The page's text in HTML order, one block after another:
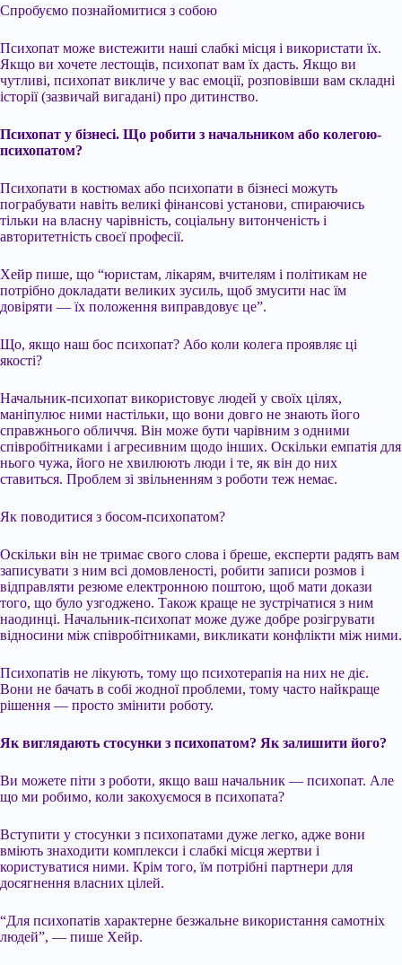
Спробуємо познайомитися з собою
Психопат може вистежити наші слабкі місця і використати їх.
Якщо ви хочете лестощів, психопат вам їх дасть. Якщо ви
чутливі, психопат викличе у вас емоції, розповівши вам складні
історії (зазвичай вигадані) про дитинство.
Психопат у бізнесі. Що робити з начальником або колегою-
психопатом?
Психопати в костюмах або психопати в бізнесі можуть
пограбувати навіть великі фінансові установи, спираючись
тільки на власну чарівність, соціальну витонченість і
авторитетність своєї професії.
Хейр пише, що “юристам, лікарям, вчителям і політикам не
потрібно докладати великих зусиль, щоб змусити нас їм
довіряти — їх положення виправдовує це”.
Що, якщо наш бос психопат? Або коли колега проявляє ці
якості?
Начальник-психопат використовує людей у своїх цілях,
маніпулює ними настільки, що вони довго не знають його
справжнього обличчя. Він може бути чарівним з одними
співробітниками і агресивним щодо інших. Оскільки емпатія для
нього чужа, його не хвилюють люди і те, як він до них
ставиться. Проблем зі звільненням з роботи теж немає.
Як поводитися з босом-психопатом?
Оскільки він не тримає свого слова і бреше, експерти радять вам
записувати з ним всі домовленості, робити записи розмов і
відправляти резюме електронною поштою, щоб мати докази
того, що було узгоджено. Також краще не зустрічатися з ним
наодинці. Начальник-психопат може дуже добре розігрувати
відносини між співробітниками, викликати конфлікти між ними.
Психопатів не лікують, тому що психотерапія на них не діє.
Вони не бачать в собі жодної проблеми, тому часто найкраще
рішення — просто змінити роботу.
Як виглядають стосунки з психопатом? Як залишити його?
Ви можете піти з роботи, якщо ваш начальник — психопат. Але
що ми робимо, коли закохуємося в психопата?
Вступити у стосунки з психопатами дуже легко, адже вони
вміють знаходити комплекси і слабкі місця жертви і
користуватися ними. Крім того, їм потрібні партнери для
досягнення власних цілей.
“Для психопатів характерне безжальне використання самотніх
людей”, — пише Хейр.